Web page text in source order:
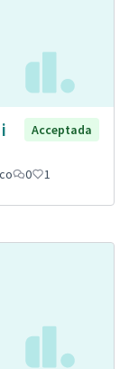
Acceptada
0 1